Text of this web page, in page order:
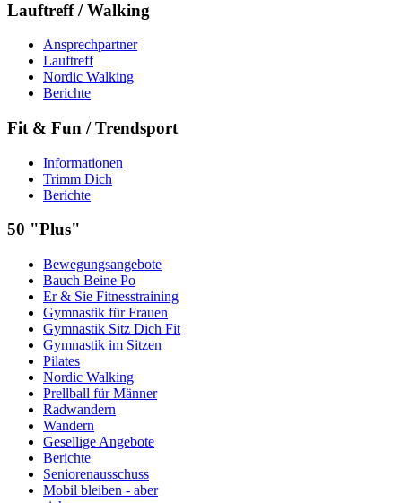
Lauftreff / Walking
Ansprechpartner
Lauftreff
Nordic Walking
Berichte
Fit & Fun / Trendsport
Informationen
Trimm Dich
Berichte
50 "Plus"
Bewegungsangebote
Bauch Beine Po
Er & Sie Fitnesstraining
Gymnastik für Frauen
Gymnastik Sitz Dich Fit
Gymnastik im Sitzen
Pilates
Nordic Walking
Prellball für Männer
Radwandern
Wandern
Gesellige Angebote
Berichte
Seniorenausschuss
Mobil bleiben - aber